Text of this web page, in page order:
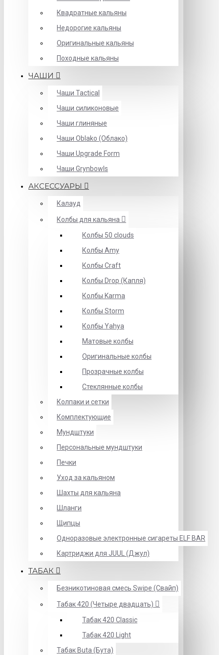
Квадратные кальяны
Недорогие кальяны
Оригинальные кальяны
Походные кальяны
ЧАШИ
Чаши Tactical
Чаши силиконовые
Чаши глиняные
Чаши Oblako (Облако)
Чаши Upgrade Form
Чаши Grynbowls
АКСЕССУАРЫ
Калауд
Колбы для кальяна
Колбы 50 clouds
Колбы Amy
Колбы Craft
Колбы Drop (Капля)
Колбы Karma
Колбы Storm
Колбы Yahya
Матовые колбы
Оригинальные колбы
Прозрачные колбы
Стеклянные колбы
Колпаки и сетки
Комплектующие
Мундштуки
Персональные мундштуки
Печки
Уход за кальяном
Шахты для кальяна
Шланги
Щипцы
Одноразовые электронные сигареты ELF BAR
Картриджи для JUUL (Джул)
ТАБАК
Безникотиновая смесь Swipe (Свайп)
Табак 420 (Четыре двадцать)
Табак 420 Classic
Табак 420 Light
Табак Buta (Бута)